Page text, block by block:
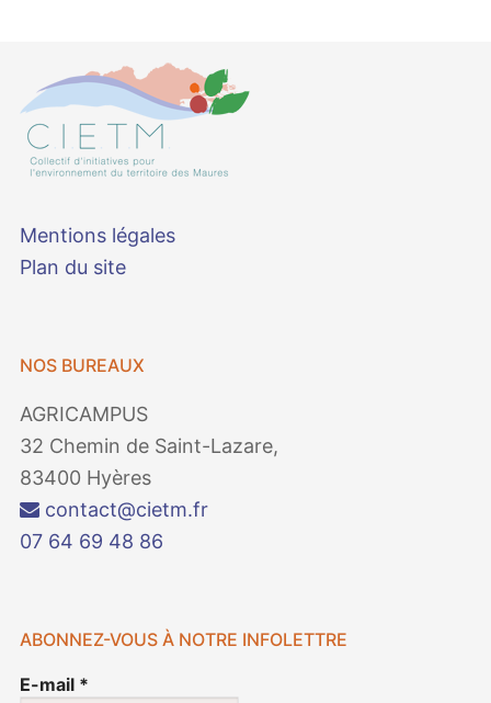
Mentions légales
Plan du site
NOS BUREAUX
AGRICAMPUS
32 Chemin de Saint-Lazare,
83400 Hyères
contact@cietm.fr
07 64 69 48 86
ABONNEZ-VOUS À NOTRE INFOLETTRE
E-mail *